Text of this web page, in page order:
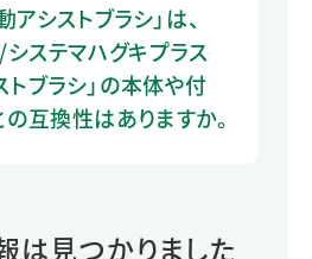
アシストブラシ」は、
システマハグキプラス
ブラシ」の本体や付
互換性はありますか。
は見つかりました